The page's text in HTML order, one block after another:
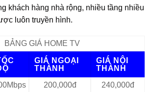
khách hàng nhà rộng, nhiều tầng nhiều
luôn truyền hình.
BẢNG GIÁ HOME TV
GIÁ NGOẠI
THÀNH
GIÁ NỘI
THÀNH
200,000đ
240,000đ